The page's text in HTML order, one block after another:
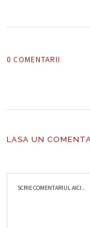
0 COMENTARII
LASA UN